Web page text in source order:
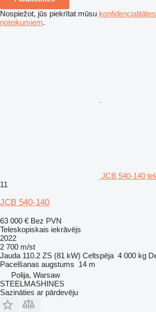
Nospiežot, jūs piekrītat mūsu
noteikumiem.
JCB 540-140
11
JCB 540-140
63 000 € Bez PVN
Teleskopiskais iekrāvējs
2022
2 700 m/st
Jauda 110.2 ZS (81 kW) Celtspēja 4 000 kg
Pacelšanas augstums 14 m
Polija, Warsaw
STEELMASHINES
Sazināties ar pārdevēju